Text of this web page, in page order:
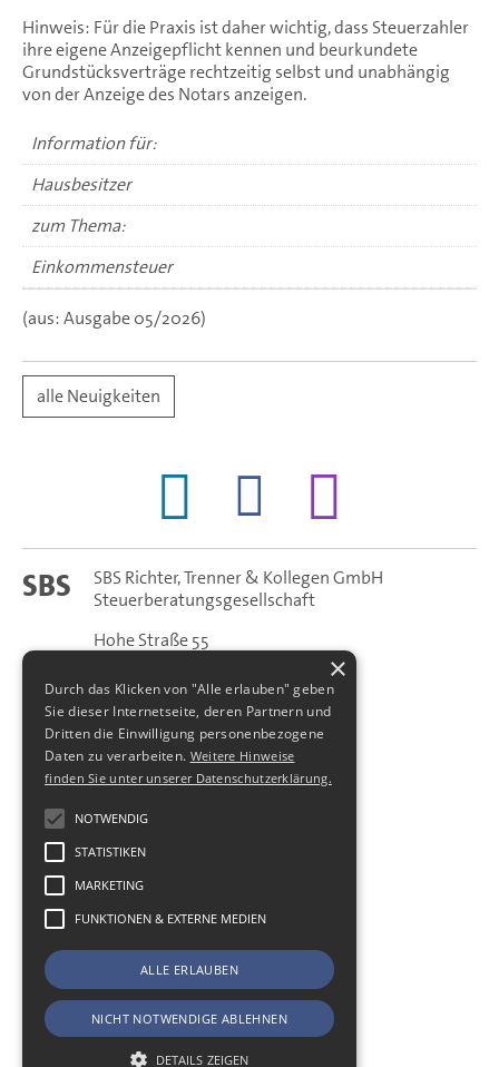
Hinweis: Für die Praxis ist daher wichtig, dass Steuerzahler
ihre eigene Anzeigepflicht kennen und beurkundete
Grundstücksverträge rechtzeitig selbst und unabhängig
von der Anzeige des Notars anzeigen.
Information für:
Hausbesitzer
zum Thema:
Einkommensteuer
(aus: Ausgabe 05/2026)
alle Neuigkeiten
SBS
SBS Richter, Trenner & Kollegen GmbH
Steuerberatungsgesellschaft
Hohe Straße 55
Telefon:+49 (0) 351 - 87 32 60
Telefax:+49 (0) 351 - 87 32 699
E-Mail:kanzlei@sbsdresden.de
ESt-Helfer
Impressum
Cookie-Einstellungen
×
Durch das Klicken von "Alle erlauben" geben
Sie dieser Internetseite, deren Partnern und
Dritten die Einwilligung personenbezogene
Daten zu verarbeiten. Weitere Hinweise
finden Sie unter unserer Datenschutzerklärung.
NOTWENDIG
STATISTIKEN
MARKETING
FUNKTIONEN & EXTERNE MEDIEN
ALLE ERLAUBEN
NICHT NOTWENDIGE ABLEHNEN
DETAILS ZEIGEN